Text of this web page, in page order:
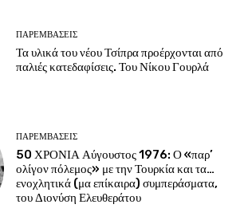
ΠΑΡΕΜΒΑΣΕΙΣ
Τα υλικά του νέου Τσίπρα προέρχονται από
παλιές κατεδαφίσεις. Του Νίκου Γουρλά
ΠΑΡΕΜΒΑΣΕΙΣ
50 ΧΡΟΝΙΑ Αύγουστος 1976: Ο «παρ’
ολίγον πόλεμος» με την Τουρκία και τα…
ενοχλητικά (μα επίκαιρα) συμπεράσματα,
του Διονύση Ελευθεράτου